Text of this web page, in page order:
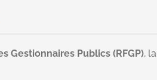
Gestionnaires Publics (RFGP), la